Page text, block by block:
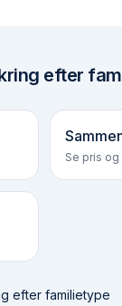
efter
Se pris og
efter familietype